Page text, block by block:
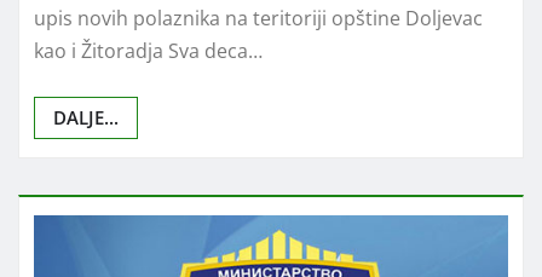
upis novih polaznika na teritoriji opštine Doljevac
kao i Žitoradja Sva deca…
DALJE...